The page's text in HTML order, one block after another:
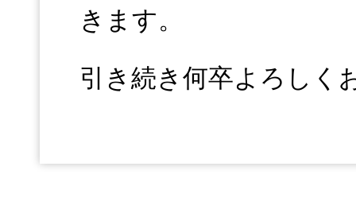
きます。
引き続き何卒よろしく